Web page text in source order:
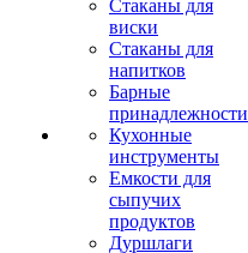
Стаканы для
виски
Стаканы для
напитков
Барные
принадлежности
Кухонные
инструменты
Емкости для
сыпучих
продуктов
Дуршлаги